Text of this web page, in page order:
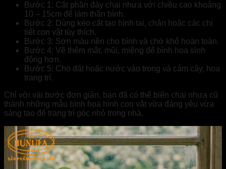
Bước 1: Cắt phần đáy chai nhựa với chiều cao khoảng
10 – 15cm để làm thân bình.
Bước 2: Dùng kéo cắt tạo hình tai, chân hoặc các chi
tiết con vật tùy thích.
Bước 3: Sơn màu nền cho bình và chờ khô hoàn toàn.
Bước 4: Vẽ thêm mắt, mũi, miệng để bình hoa sinh
động hơn.
Bước 5: Cho đất hoặc nước vào trong và cắm cây, hoa
trang trí.
Chỉ với vài bước đơn giản, bạn đã có thể biến chai nhựa cũ
thành những mẫu bình hoa hình con vật vừa đáng yêu vừa
sáng tạo để trang trí góc nhỏ trong nhà.